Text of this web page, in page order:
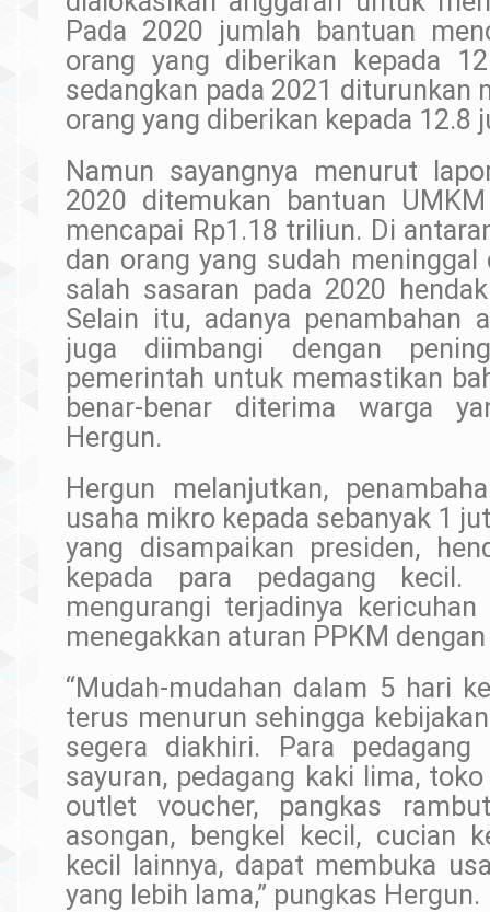
Pada 2020 jumlah bantuan
orang yang diberikan kepada
sedangkan pada 2021 diturunkan
orang yang diberikan kepada 12.8
Namun sayangnya menurut
2020 ditemukan bantuan
mencapai Rp1.18 triliun. Di
dan orang yang sudah meninggal
salah sasaran pada 2020
Selain itu, adanya penambahan
juga diimbangi dengan
pemerintah untuk memastikan
benar-benar diterima warga
Hergun.
Hergun melanjutkan,
usaha mikro kepada sebanyak 1
yang disampaikan presiden,
kepada para pedagang
mengurangi terjadinya
menegakkan aturan PPKM
“Mudah-mudahan dalam 5 hari
terus menurun sehingga
segera diakhiri. Para
sayuran, pedagang kaki lima,
outlet voucher, pangkas
asongan, bengkel kecil, cucian
kecil lainnya, dapat membuka
yang lebih lama,” pungkas Hergun.